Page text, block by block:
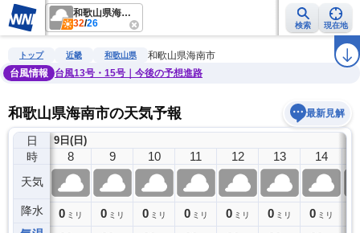
和歌山県海南市
32/26 検索 現在地
雨雲レーダー 台風情報 地震情報 警報・注意報 ラ
トップ 近畿 和歌山県
和歌山県海南市
台風情報
台風13号・15号｜今後の予想進路
和歌山県海南市の天気予報 最新見解
日
時
天気
降水
9日(日)
7
0ミリ
8
0 ミリ
9
0 ミリ
10
0 ミリ
11
0 ミリ
12
0 ミリ
13
0 ミリ
14
0 ミリ